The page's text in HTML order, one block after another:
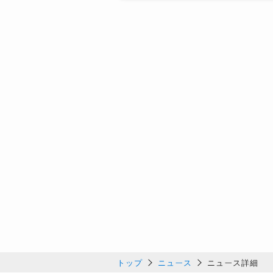
トップ ニュース ニュース詳細